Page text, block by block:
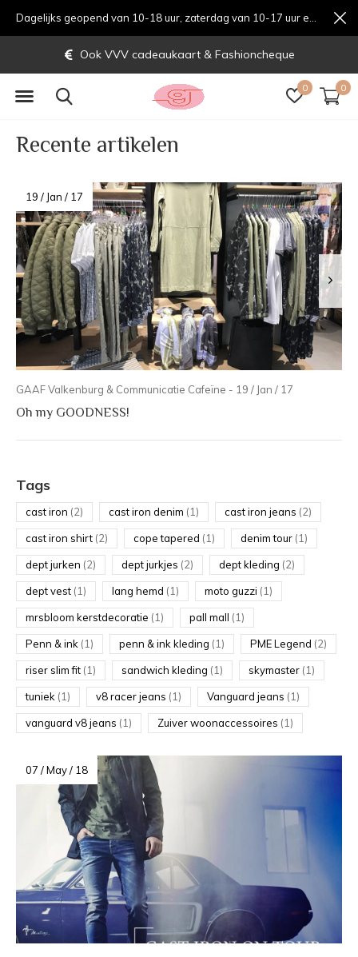
0 0
Ook VVV cadeaukaart & Fashioncheque
Recente artikelen
19 / Jan / 17
GAAF Valkenburg & Communicatie Cafeïne - 19 / Jan / 17
Oh my GOODNESS!
Tags
cast iron (2) cast iron denim (1) cast iron jeans (2)
cast iron shirt (2) cope tapered (1) denim tour (1)
dept jurken (2) dept jurkjes (2) dept kleding (2)
dept vest (1) lang hemd (1) moto guzzi (1)
mrsbloom kerstdecoratie (1) pall mall (1)
Penn & ink (1) penn & ink kleding (1) PME Legend (2)
riser slim fit (1) sandwich kleding (1) skymaster (1)
tuniek (1) v8 racer jeans (1) Vanguard jeans (1)
vanguard v8 jeans (1) Zuiver woonaccessoires (1)
07 / May / 18